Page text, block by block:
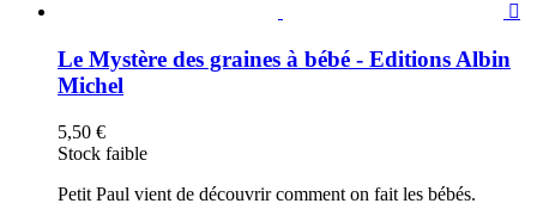

Le Mystère des graines à bébé - Editions Albin
Michel
5,50 €
Stock faible
Petit Paul vient de découvrir comment on fait les bébés.